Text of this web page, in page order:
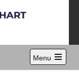
Menu
Open